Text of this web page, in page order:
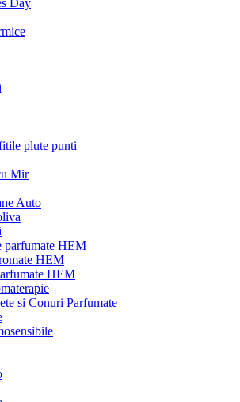
Day
plute punti
Mir
Auto
parfumate HEM
HEM
HEM
si Conuri Parfumate